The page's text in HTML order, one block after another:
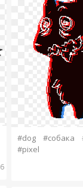
#dog #собака
#pixel